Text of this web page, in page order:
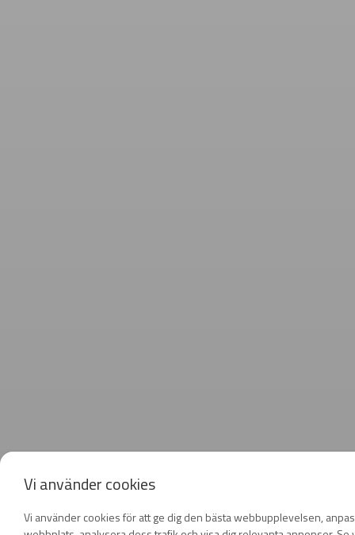
Vi använder cookies
Vi använder cookies för att ge dig den bästa webbupplevelsen,